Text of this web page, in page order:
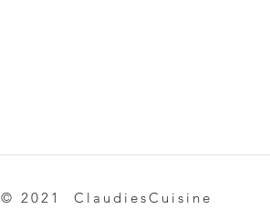
© 2021 ClaudiesCuisine